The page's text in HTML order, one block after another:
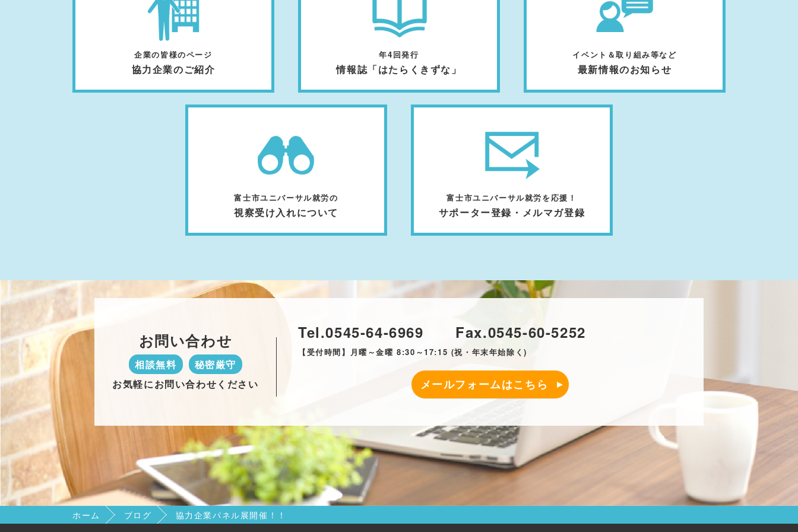
企業の皆様のページ
協力企業のご紹介
年4回発行
情報誌「はたらくきずな」
イベント＆取り組み等など
最新情報のお知らせ
富士市ユニバーサル就労の
視察受け入れについて
富士市ユニバーサル就労を応援！
サポーター登録・メルマガ登録
お問い合わせ
相談無料
秘密厳守
お気軽にお問い合わせください
Tel.0545-64-6969 Fax.0545-60-5252
【受付時間】月曜～金曜 8:30～17:15 (祝・年末年始除く)
メールフォームはこちら
ホーム ブログ 協力企業パネル展開催！！